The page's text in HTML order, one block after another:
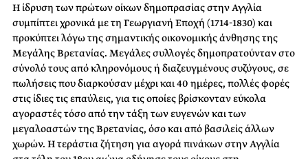
Η ίδρυση των πρώτων οίκων δημοπρασίας στην Αγγλία
συμπίπτει χρονικά με τη Γεωργιανή Εποχή (1714-1830) και
προκύπτει λόγω της σημαντικής οικονομικής άνθησης της
Μεγάλης Βρετανίας. Μεγάλες συλλογές δημοπρατούνταν στο
σύνολό τους από κληρονόμους ή διαζευγμένους συζύγους, σε
πωλήσεις που διαρκούσαν μέχρι και 40 ημέρες, πολλές φορές
στις ίδιες τις επαύλεις, για τις οποίες βρίσκονταν εύκολα
αγοραστές τόσο από την τάξη των ευγενών και των
μεγαλοαστών της Βρετανίας, όσο και από βασιλείς άλλων
χωρών. Η τεράστια ζήτηση για αγορά πινάκων στην Αγγλία